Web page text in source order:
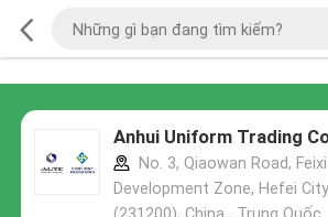
Anhui Uniform Trading
No. 3, Qiaowan Road,
Development Zone, Hefei